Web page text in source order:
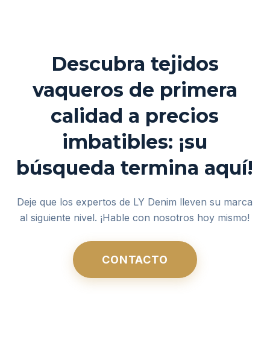
Descubra tejidos
vaqueros de primera
calidad a precios
imbatibles: ¡su
búsqueda termina aquí!
Deje que los expertos de LY Denim lleven su marca
al siguiente nivel. ¡Hable con nosotros hoy mismo!
CONTACTO